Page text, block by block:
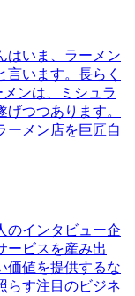
はいま、ラーメン
います。長らく
ンは、ミシュラ
つつあります。
ーメン店を巨匠自
のインタビュー企
ービスを産み出
価値を提供するな
らす注目のビジネ